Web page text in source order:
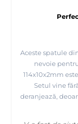
Aceste spatule
nevoie
114x10x2mm
Setul vine
deranjează,